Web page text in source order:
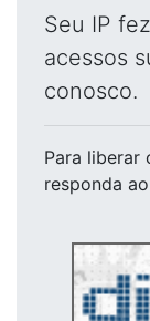
Seu IP
acessos
conosco.
Para liberar
responda